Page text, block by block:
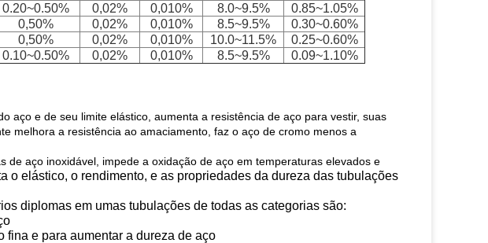
0.20~0.50% 0,02% 0,010% 8.0~9.5%
0.85~1.05%
0,50% 0,02% 0,010% 8.5~9.5%
0.30~0.60%
0,50% 0,02% 0,010% 10.0~11.5%
0.25~0.60%
0.10~0.50% 0,02% 0,010% 8.5~9.5% 0.09~1.10%
aço e de seu limite elástico, aumenta a resistência de aço para vestir, suas
melhora a resistência ao amaciamento, faz o aço de cromo menos a
de aço inoxidável, impede a oxidação de aço em temperaturas elevados e
o elástico, o rendimento, e as propriedades da dureza das tubulações
diplomas em umas tubulações de todas as categorias são:
fina e para aumentar a dureza de aço